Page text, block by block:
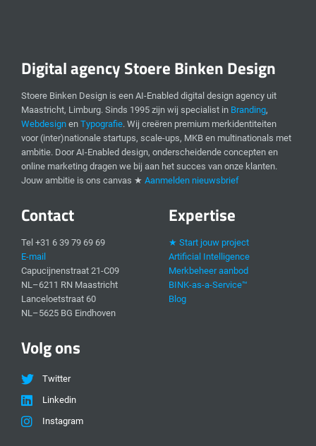
Digital agency Stoere Binken Design
Stoere Binken Design is een AI-Enabled digital design agency uit
Maastricht, Limburg. Sinds 1995 zijn wij specialist in Branding,
Webdesign en Typografie. Wij creëren premium merkidentiteiten
voor (inter)nationale startups, scale-ups, MKB en multinationals met
ambitie. Door AI-Enabled design, onderscheidende concepten en
online marketing dragen we bij aan het succes van onze klanten.
Jouw ambitie is ons canvas ★ Aanmelden nieuwsbrief
Contact
Tel +31 6 39 79 69 69
E-mail
Capucijnenstraat 21-C09
NL–6211 RN Maastricht
Lanceloetstraat 60
NL–5625 BG Eindhoven
Expertise
★ Start jouw project
Artificial Intelligence
Merkbeheer aanbod
BINK-as-a-Service™
Blog
Volg ons
Twitter
Linkedin
Instagram